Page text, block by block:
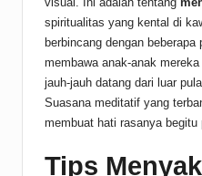
spiritualitas yang kental di
berbincang dengan
membawa anak-anak
jauh-jauh datang dari luar
Suasana meditatif yang
membuat hati rasanya begitu
Tips